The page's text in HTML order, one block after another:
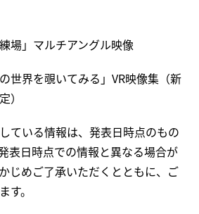
場」マルチアングル映像
世界を覗いてみる」VR映像集（新
）
ている情報は、発表日時点のもの
表日時点での情報と異なる場合が
じめご了承いただくとともに、ご
す。